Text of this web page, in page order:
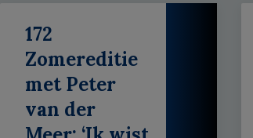
172
Zomereditie
met Peter
van der